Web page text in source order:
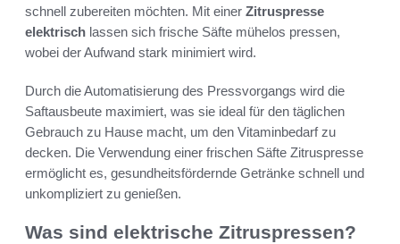
schnell zubereiten möchten. Mit einer Zitruspresse
elektrisch lassen sich frische Säfte mühelos pressen,
wobei der Aufwand stark minimiert wird.
Durch die Automatisierung des Pressvorgangs wird die
Saftausbeute maximiert, was sie ideal für den täglichen
Gebrauch zu Hause macht, um den Vitaminbedarf zu
decken. Die Verwendung einer frischen Säfte Zitruspresse
ermöglicht es, gesundheitsfördernde Getränke schnell und
unkompliziert zu genießen.
Was sind elektrische Zitruspressen?